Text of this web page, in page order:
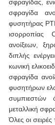
σφραγίδας,
σφραγίδα
φυσητήρας
ισορροπίας
ανοίξεων,
διπλής
κωνική
σφραγίδα
φυσητήρων
συμπιεστών
μεταλλική
Όλες οι